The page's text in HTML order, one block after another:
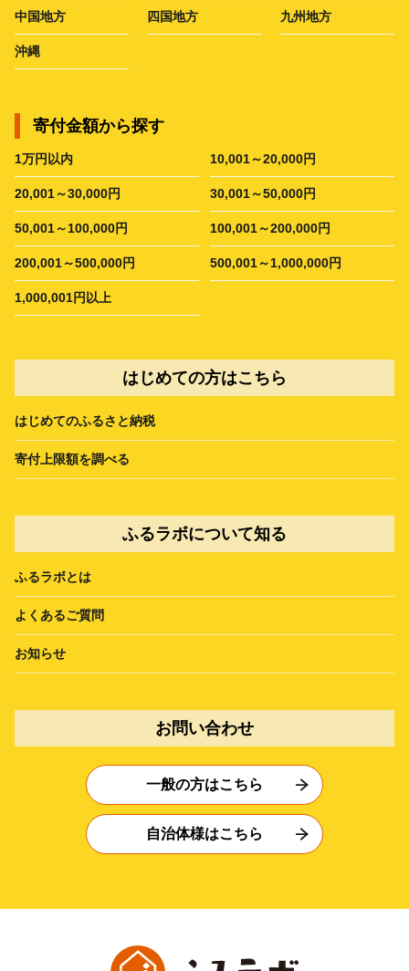
中国地方 四国地方 九州地方
沖縄
寄付金額から探す
1万円以内 10,001～20,000円
20,001～30,000円 30,001～50,000円
50,001～100,000円 100,001～200,000円
200,001～500,000円 500,001～1,000,000円
1,000,001円以上
はじめての方はこちら
はじめてのふるさと納税
寄付上限額を調べる
ふるラボについて知る
ふるラボとは
よくあるご質問
お知らせ
お問い合わせ
一般の方はこちら
自治体様はこちら